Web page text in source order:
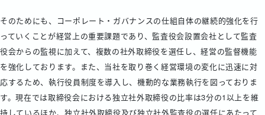
そのためにも、コーポレート・ガバナンスの仕組自体の継続的強化を行
っていくことが経営上の重要課題であり、監査役会設置会社として監査
役会からの監視に加えて、複数の社外取締役を選任し、経営の監督機能
を強化しております。また、当社を取り巻く経営環境の変化に迅速に対
応するため、執行役員制度を導入し、機動的な業務執行を図っておりま
す。現在では取締役会における独立社外取締役の比率は3分の1以上を維
持しているほか、独立社外取締役及び独立社外監査役の選任にあたって